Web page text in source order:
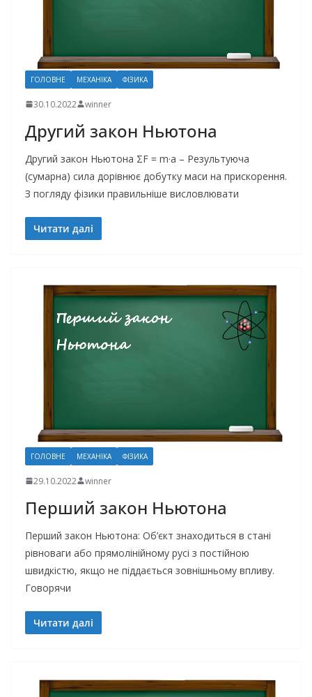
ГОЛОВНЕ МЕХАНІКА ФІЗИКА
30.10.2022 winner
Другий закон Ньютона
Другий закон Ньютона ΣF = m·a – Результуюча
(сумарна) сила дорівнює добутку маси на прискорення.
З погляду фізики правильніше висловлювати
Читати далі
ГОЛОВНЕ МЕХАНІКА ФІЗИКА
29.10.2022 winner
Перший закон Ньютона
Перший закон Ньютона: Об’єкт знаходиться в стані
рівноваги або прямолінійному русі з постійною
швидкістю, якщо не піддається зовнішньому впливу.
Говорячи
Читати далі